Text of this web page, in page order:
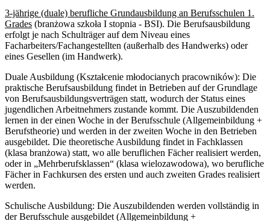
3-jährige (duale) berufliche Grundausbildung an Berufsschulen 1.
Grades (branżowa szkoła I stopnia - BSI). Die Berufsausbildung
erfolgt je nach Schulträger auf dem Niveau eines
Facharbeiters/Fachangestellten (außerhalb des Handwerks) oder
eines Gesellen (im Handwerk).
Duale Ausbildung (Kształcenie młodocianych pracowników): Die
praktische Berufsausbildung findet in Betrieben auf der Grundlage
von Berufsausbildungsverträgen statt, wodurch der Status eines
jugendlichen Arbeitnehmers zustande kommt. Die Auszubildenden
lernen in der einen Woche in der Berufsschule (Allgemeinbildung +
Berufstheorie) und werden in der zweiten Woche in den Betrieben
ausgebildet. Die theoretische Ausbildung findet in Fachklassen
(klasa branżowa) statt, wo alle beruflichen Fächer realisiert werden,
oder in „Mehrberufsklassen“ (klasa wielozawodowa), wo berufliche
Fächer in Fachkursen des ersten und auch zweiten Grades realisiert
werden.
Schulische Ausbildung: Die Auszubildenden werden vollständig in
der Berufsschule ausgebildet (Allgemeinbildung +